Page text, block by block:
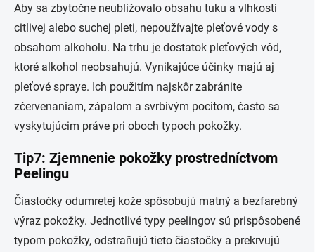
Aby sa zbytočne neubližovalo obsahu tuku a vlhkosti
citlivej alebo suchej pleti, nepoužívajte pleťové vody s
obsahom alkoholu. Na trhu je dostatok pleťových vôd,
ktoré alkohol neobsahujú. Vynikajúce účinky majú aj
pleťové spraye. Ich použitím najskôr zabránite
zčervenaniam, zápalom a svrbivým pocitom, často sa
vyskytujúcim práve pri oboch typoch pokožky.
Tip7: Zjemnenie pokožky prostredníctvom
Peelingu
Čiastočky odumretej kože spôsobujú matný a bezfarebný
výraz pokožky. Jednotlivé typy peelingov sú prispôsobené
typom pokožky, odstraňujú tieto čiastočky a prekrvujú